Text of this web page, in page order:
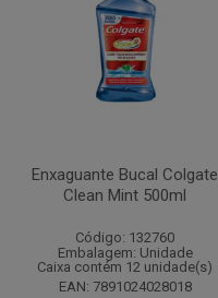
Enxaguante Bucal Colgate
Clean Mint 500ml
Código: 132760
Embalagem: Unidade
Caixa contém 12 unidade(s)
EAN: 7891024028018